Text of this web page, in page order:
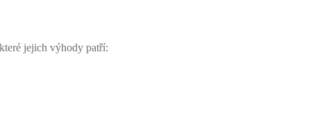
jejich výhody patří: